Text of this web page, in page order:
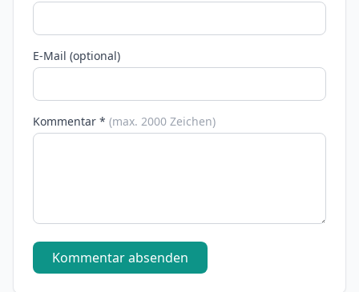
E-Mail (optional)
Kommentar * (max. 2000 Zeichen)
Kommentar absenden